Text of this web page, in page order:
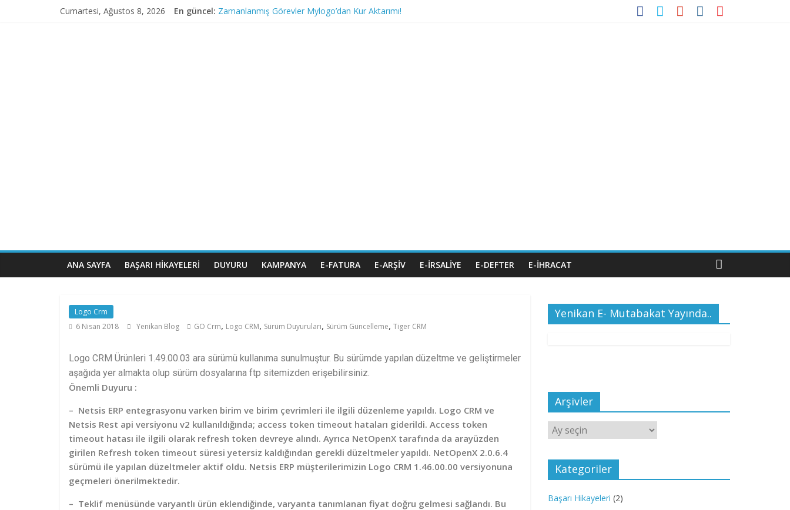
Cumartesi, Ağustos 8, 2026 En güncel: Zamanlanmış Görevler Mylogo’dan Kur Aktarımı!
ANA SAYFA BAŞARI HIKAYELERI DUYURU KAMPANYA E-FATURA E-ARŞIV E-İRSALIYE E-DEFTER E-İHRACAT
Logo Crm
6 Nisan 2018
Yenikan Blog GO Crm, Logo CRM, Sürüm Duyuruları, Sürüm Güncelleme, Tiger CRM
Logo CRM Ürünleri 1.49.00.03 ara sürümü kullanıma sunulmuştur. Bu sürümde yapılan düzeltme ve geliştirmeler
aşağıda yer almakta olup sürüm dosyalarına ftp sitemizden erişebilirsiniz.
Önemli Duyuru :
– Netsis ERP entegrasyonu varken birim ve birim çevrimleri ile ilgili düzenleme yapıldı. Logo CRM ve
Netsis Rest api versiyonu v2 kullanıldığında; access token timeout hataları giderildi. Access token
timeout hatası ile ilgili olarak refresh token devreye alındı. Ayrıca NetOpenX tarafında da arayüzden
girilen Refresh token timeout süresi yetersiz kaldığından gerekli düzeltmeler yapıldı. NetOpenX 2.0.6.4
sürümü ile yapılan düzeltmeler aktif oldu. Netsis ERP müşterilerimizin Logo CRM 1.46.00.00 versiyonuna
geçmeleri önerilmektedir.
– Teklif menüsünde varyantlı ürün eklendiğinde, varyanta tanımlanan fiyat doğru gelmesi sağlandı. Bu
Yenikan E- Mutabakat Yayında..
Arşivler
Kategoriler
Başarı Hikayeleri (2)